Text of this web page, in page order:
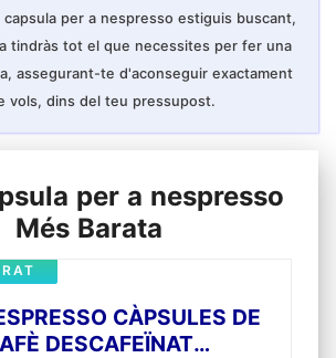
capsula per a nespresso estiguis buscant,
tindràs tot el que necessites per fer una
assegurant-te d'aconseguir exactament
vols, dins del teu pressupost.
per a nespresso
Més Barata
CÀPSULES DE
DESCAFEÏNAT